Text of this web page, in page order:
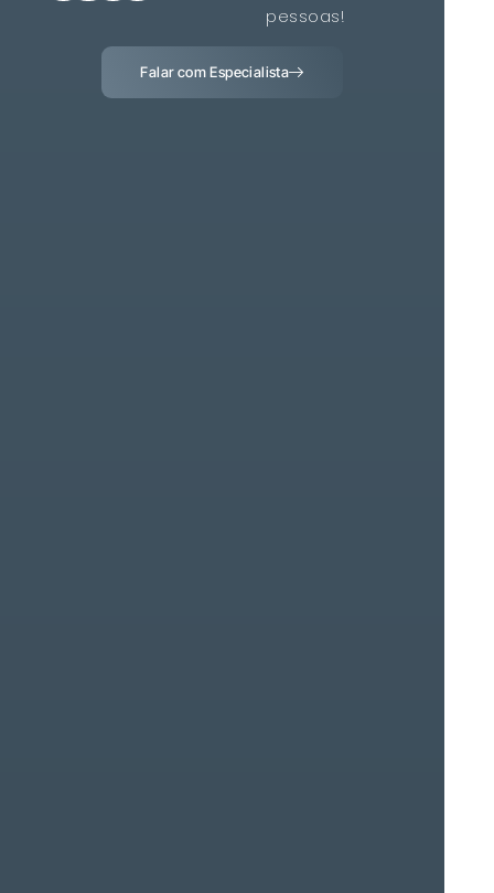
pessoas!
Falar com Especialista